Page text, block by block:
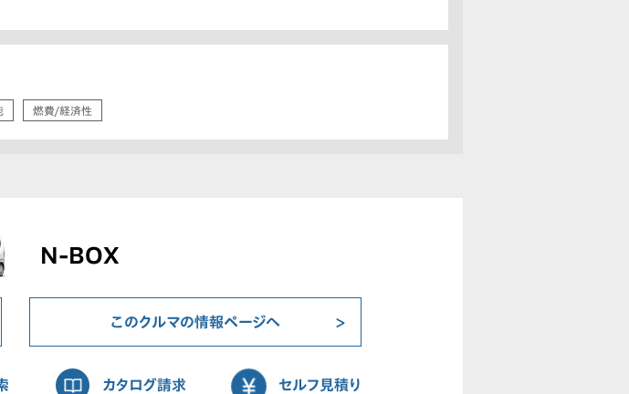
燃費/経済性
N-BOX
このクルマの情報ページへ
カタログ請求 セルフ見積り